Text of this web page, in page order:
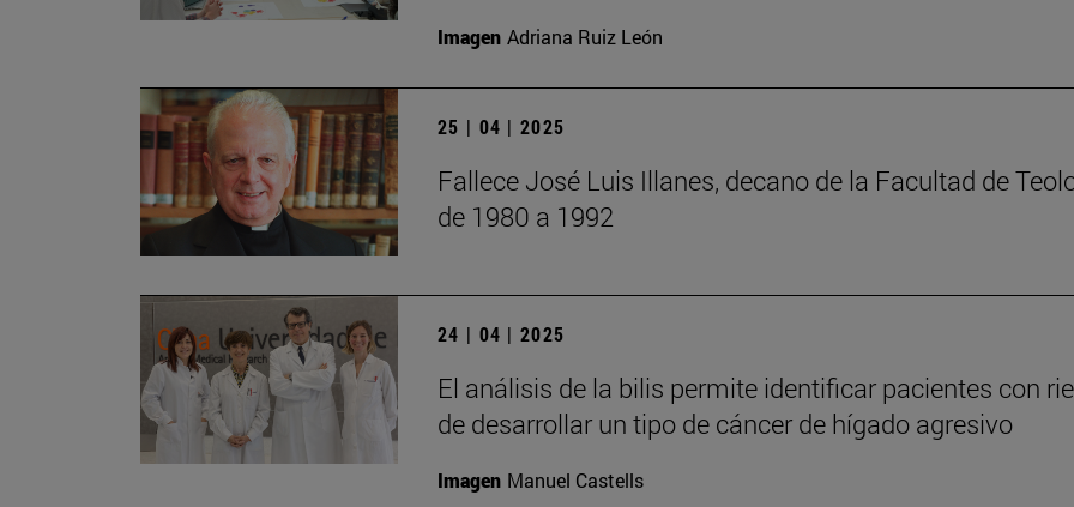
Imagen Adriana Ruiz León
25 | 04 | 2025
Fallece José Luis Illanes, decano de la Facultad de
de 1980 a 1992
24 | 04 | 2025
El análisis de la bilis permite identificar pacientes con
de desarrollar un tipo de cáncer de hígado agresivo
Imagen Manuel Castells